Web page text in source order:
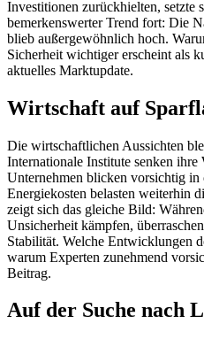
Investitionen zurückhielten, setzte
bemerkenswerter Trend fort: Die
blieb außergewöhnlich hoch.
Sicherheit wichtiger erscheint als
aktuelles Marktupdate.
Wirtschaft auf
Die wirtschaftlichen Aussichten
Internationale Institute senken ihre
Unternehmen blicken vorsichtig
Energiekosten belasten weiterhin
zeigt sich das gleiche Bild:
Unsicherheit kämpfen,
Stabilität. Welche Entwicklungen
warum Experten zunehmend
Beitrag.
Auf der Suche nach